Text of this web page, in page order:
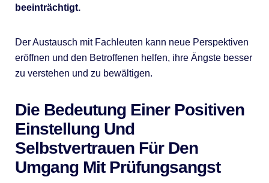
beeinträchtigt.
Der Austausch mit Fachleuten kann neue Perspektiven
eröffnen und den Betroffenen helfen, ihre Ängste besser
zu verstehen und zu bewältigen.
Die Bedeutung Einer Positiven
Einstellung Und
Selbstvertrauen Für Den
Umgang Mit Prüfungsangst